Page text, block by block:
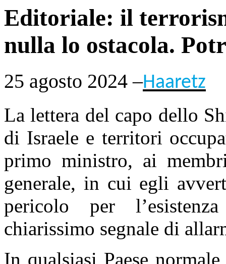
Editoriale: il
nulla lo ostacola.
25 agosto 2024 –Haaretz
La lettera del capo dello
di Israele e territori
primo ministro, ai
generale, in cui egli
pericolo per
chiarissimo segnale di
In qualsiasi Paese